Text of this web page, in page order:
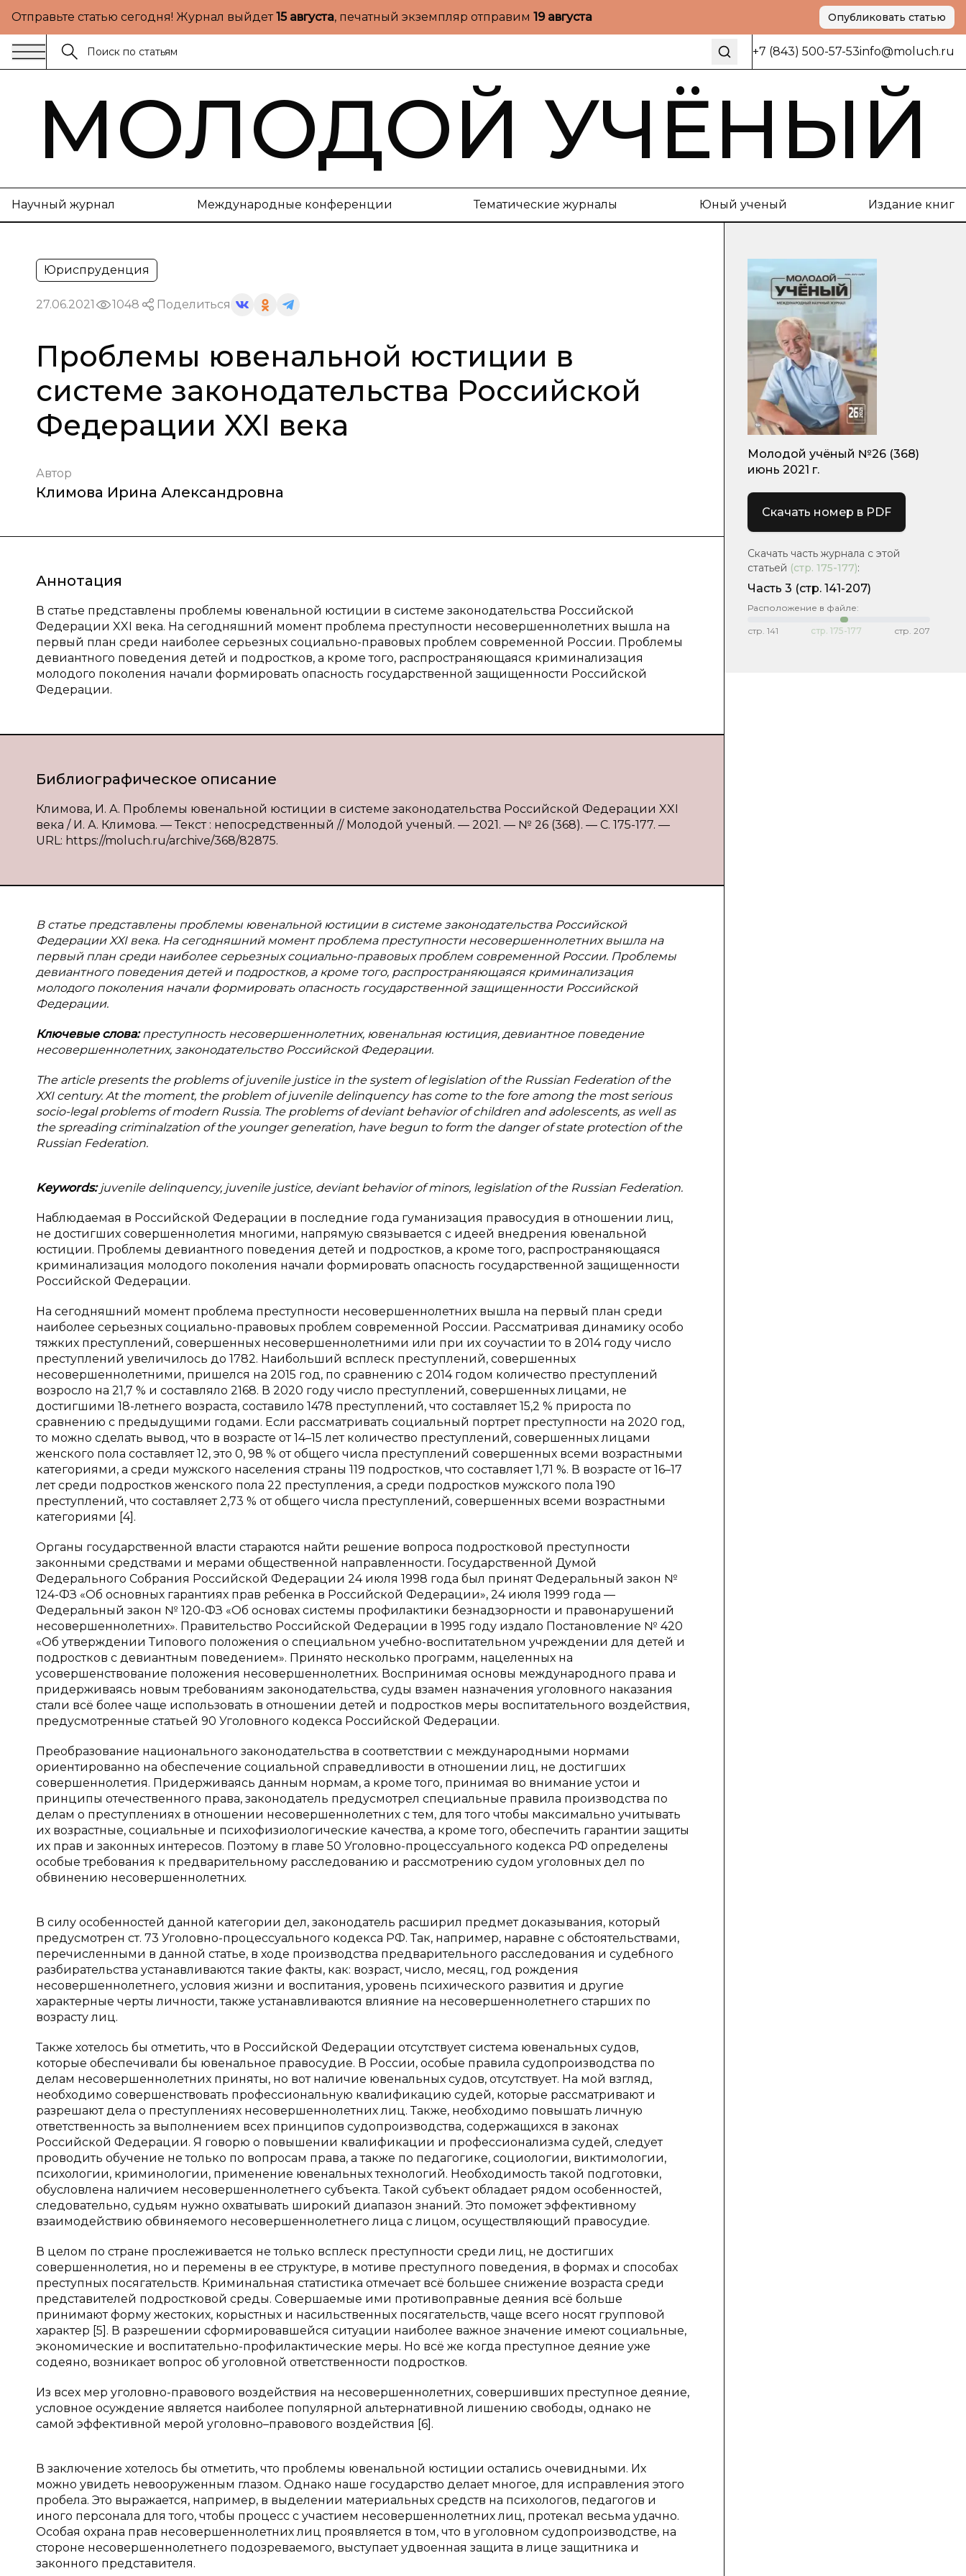
Отправьте статью сегодня! Журнал выйдет15 августа, печатный экземпляр отправим 19 августа Опубликовать статью
+7 (843) 500-57-53info@moluch.ru
МОЛОДОЙ УЧЁНЫЙ
Научный журнал Международные конференции Тематические журналы Юный ученый Издание книг
Юриспруденция
27.06.2021 1048 Поделиться
Проблемы ювенальной юстиции в
системе законодательства Российской
Федерации XXI века
Автор
Климова Ирина Александровна
Аннотация
В статье представлены проблемы ювенальной юстиции в системе законодательства Российской
Федерации XXI века. На сегодняшний момент проблема преступности несовершеннолетних вышла на
первый план среди наиболее серьезных социально-правовых проблем современной России. Проблемы
девиантного поведения детей и подростков, а кроме того, распространяющаяся криминализация
молодого поколения начали формировать опасность государственной защищенности Российской
Федерации.
Библиографическое описание
Климова, И. А. Проблемы ювенальной юстиции в системе законодательства Российской Федерации XXI
века / И. А. Климова. — Текст : непосредственный // Молодой ученый. — 2021. — № 26 (368). — С. 175-177. —
URL: https://moluch.ru/archive/368/82875.
В статье представлены проблемы ювенальной юстиции в системе законодательства Российской
Федерации XXI века. На сегодняшний момент проблема преступности несовершеннолетних вышла на
первый план среди наиболее серьезных социально-правовых проблем современной России. Проблемы
девиантного поведения детей и подростков, а кроме того, распространяющаяся криминализация
молодого поколения начали формировать опасность государственной защищенности Российской
Федерации.
Ключевые слова:преступность несовершеннолетних, ювенальная юстиция, девиантное поведение
несовершеннолетних, законодательство Российской Федерации.
The article presents the problems of juvenile justice in the system of legislation of the Russian Federation of the
XXI century. At the moment, the problem of juvenile delinquency has come to the fore among the most serious
socio-legal problems of modern Russia. The problems of deviant behavior of children and adolescents, as well as
the spreading criminalzation of the younger generation, have begun to form the danger of state protection of the
Russian Federation.
Keywords:juvenile delinquency, juvenile justice, deviant behavior of minors, legislation of the Russian Federation.
Наблюдаемая в Российской Федерации в последние года гуманизация правосудия в отношении лиц,
не достигших совершеннолетия многими, напрямую связывается с идeей внедрения ювенальной
юстиции. Проблемы девиантного поведения детей и подростков, а кроме того, распространяющаяся
криминализация молодого поколения начали формировать опасность государственной защищенности
Российской Федерации.
На сегодняшний момент проблема преступности несовершеннолетних вышла на первый план среди
наиболее серьезных социально-правовых проблем современной России. Рассматривая динамику особо
тяжких преступлений, совершенных несовершеннолетними или при их соучастии то в 2014 году число
преступлений увеличилось до 1782. Наибольший всплеск преступлений, совершенных
несовершеннолетними, пришелся на 2015 год, по сравнению с 2014 годом количество преступлений
возросло на 21,7 % и составляло 2168. В 2020 году число преступлений, совершенных лицами, не
достигшими 18-летнего возраста, составило 1478 преступлений, что составляет 15,2 % прироста по
сравнению с предыдущими годами. Если рассматривать социальный портрет преступности на 2020 год,
то можно сделать вывод, что в возрасте от 14–15 лет количество преступлений, совершенных лицами
женского пола составляет 12, это 0, 98 % от общего числа преступлений совершенных всеми возрастными
категориями, а среди мужского населения страны 119 подростков, что составляет 1,71 %. В возрасте от 16–17
лет среди подростков женского пола 22 преступления, а среди подростков мужского пола 190
преступлений, что составляет 2,73 % от общего числа преступлений, совершенных всеми возрастными
категориями [4].
Органы государственной власти стараются найти решение вопроса подростковой преступности
законными средствами и мерами общественной направленности. Государственной Думой
Федерального Собрания Российской Федерации 24 июля 1998 года был принят Федеральный закон №
124-ФЗ «Об основных гарантиях прав ребенка в Российской Федерации», 24 июля 1999 года —
Федеральный закон № 120-ФЗ «Об основах системы профилактики безнадзорности и правонарушений
несовершеннолетних». Правительство Российской Федерации в 1995 году издало Постановление № 420
«Об утверждении Типового положения о специальном учебно-воспитательном учреждении для детей и
подростков с девиантным поведением». Принято несколько программ, нацеленных на
усовершенствование положения несовершеннолетних. Воспринимая основы международного права и
придерживаясь новым требованиям законодательства, суды взамен назначения уголовного наказания
стали всё более чаще использовать в отношении детей и подростков меры воспитательного воздействия,
предусмотренные статьей 90 Уголовного кодекса Российской Федерации.
Преобразование национального законодательства в соответствии с международными нормами
ориентированно на обеспечение социальной справедливости в отношении лиц, не достигших
совершеннолетия. Придерживаясь данным нормам, а кроме того, принимая во внимание устои и
принципы отечественного права, законодатель предусмотрел специальные правила производства по
делам о преступлениях в отношении несовершеннолетних с тем, для того чтобы максимально учитывать
их возрастные, социальные и психофизиологические качества, а кроме того, обеспечить гарантии защиты
их прав и законных интересов. Поэтому в главе 50 Уголовно-процессуального кодекса РФ определены
особые требования к предварительному расследованию и рассмотрению судом уголовных дел по
обвинению несовершеннолетних.
В силу особенностей данной категории дел, законодатель расширил предмет доказывания, который
предусмотрен ст. 73 Уголовно-процессуального кодекса РФ. Так, например, наравне с обстоятельствами,
перечисленными в данной статье, в ходе производства предварительного расследования и судебного
разбирательства устанавливаются такие факты, как: возраст, число, месяц, год рождения
несовершеннолетнего, условия жизни и воспитания, уровень психического развития и другие
характерные черты личности, также устанавливаются влияние на несовершеннолетнего старших по
возрасту лиц.
Также хотелось бы отметить, что в Российской Федерации отсутствует система ювенальных судов,
которые обеспечивали бы ювенальное правосудие. В России, особые правила судопроизводства по
делам несовершеннолетних приняты, но вот наличие ювенальных судов, отсутствует. На мой взгляд,
необходимо совершенствовать профессиональную квалификацию судей, которые рассматривают и
разрешают дела о преступлениях несовершеннолетних лиц. Также, необходимо повышать личную
ответственность за выполнением всех принципов судопроизводства, содержащихся в законах
Российской Федерации. Я говорю о повышении квалификации и профессионализма судей, следует
проводить обучение не только по вопросам права, а также по педагогике, социологии, виктимологии,
психологии, криминологии, применение ювенальных технологий. Необходимость такой подготовки,
обусловлена наличием несовершеннолетнего субъекта. Такой субъект обладает рядом особенностей,
следовательно, судьям нужно охватывать широкий диапазон знаний. Это поможет эффективному
взаимодействию обвиняемого несовершеннолетнего лица с лицом, осуществляющий правосудие.
В целом по стране прослеживается не только всплеск преступности среди лиц, не достигших
совершеннолетия, но и перемены в ее структуре, в мотиве преступного поведения, в формах и способах
преступных посягательств. Криминальная статистика отмечает всё большее снижение возраста среди
представителей подростковой среды. Совершаемые ими противоправные деяния всё больше
принимают форму жестоких, корыстных и насильственных посягательств, чаще всего носят групповой
характер [5]. В разрешении сформировавшейся ситуации наиболее важное значение имеют социальные,
экономические и воспитательно-профилактические меры. Но всё же когда преступное деяние уже
содеяно, возникает вопрос об уголовной ответственности подростков.
Из всех мер уголовно-правового воздействия на несовершеннолетних, совершивших преступное деяние,
условное осуждение является наиболее популярной альтернативной лишению свободы, однако не
самой эффективной мерой уголовно–правового воздействия [6].
В заключение хотелось бы отметить, что проблемы ювенальной юстиции остались очевидными. Их
можно увидеть невооруженным глазом. Однако наше государство делает многое, для исправления этого
пробела. Это выражается, например, в выделении материальных средств на психологов, педагогов и
иного персонала для того, чтобы процесс с участием несовершеннолетних лиц, протекал весьма удачно.
Особая охрана прав несовершеннолетних лиц проявляется в том, что в уголовном судопроизводстве, на
стороне несовершеннолетнего подозреваемого, выступает удвоенная защита в лице защитника и
законного представителя.
Молодой учёный №26 (368)
июнь 2021 г.
Скачать номер в PDF
Скачать часть журнала с этой
статьей (стр. 175-177):
Часть 3 (стр. 141-207)
Расположение в файле:
стр. 141 стр. 175-177 стр. 207